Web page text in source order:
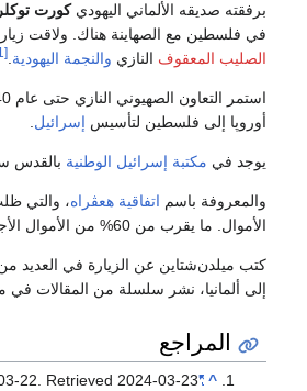
برفقته صديقه الألماني اليهوديكورت توكلر
في فلسطين مع الصهاينة هناك. ولاقت
الصليب المعقوف النازي والنجمة اليهودية.
[1]
استمر التعاون الصهيوني النازي حتى عام 1940. ويعتقد أنه كان سيناريو مربح للجانبين، فمن جانبه أراد
أوروپا إلى فلسطين لتأسيس إسرائيل.
يوجد في مكتبة إسرائيل الوطنية بالقدس
والمعروفة باسم اتفاقية هعڤراه، والتي
الأموال. ما يقرب من 60% من الأموال الأجنبية التي تدفقت إلى فلسطين في الثلاثينيات جاءت من ألمانيا النازية.
كتب ميلدن‌شتاين عن الزيارة في العديد
إلى ألمانيا، نشر سلسلة من المقالات في
المراجع
^
"Nazi-Zionist history you never heard of"
22 . Retrieved 2024-03-23